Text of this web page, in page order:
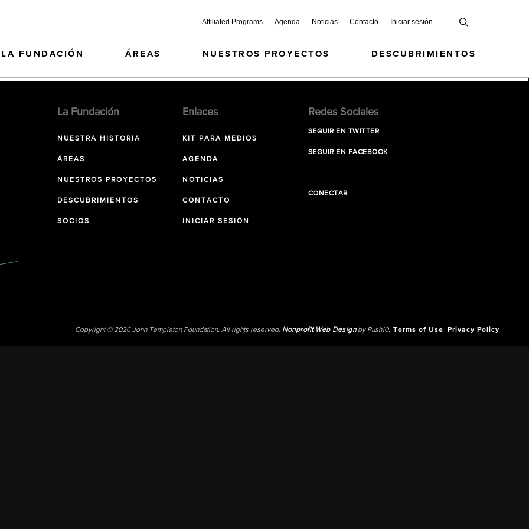
Affiliated Programs Agenda Noticias Contacto Iniciar sesión
LA FUNDACIÓN ÁREAS NUESTROS PROYECTOS DESCUBRIMIENTOS
La Fundación
NUESTRA HISTORIA
ÁREAS
NUESTROS PROYECTOS
DESCUBRIMIENTOS
SOCIOS
Enlaces
KIT PARA MEDIOS
AGENDA
NOTICIAS
CONTACTO
INICIAR SESIÓN
Redes Sociales
SEGUIR EN TWITTER
SEGUIR EN FACEBOOK
CONECTAR
Copyright © 2026 John Templeton Foundation. All rights reserved. Nonprofit Web Designby Push10. Terms of Use Privacy Policy